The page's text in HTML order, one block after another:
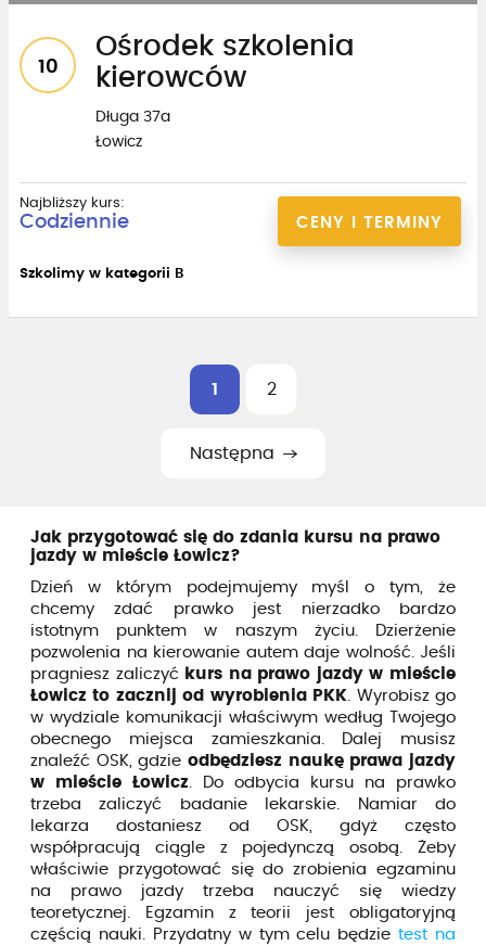
10
Ośrodek szkolenia
kierowców
Długa 37a
Łowicz
CENY I TERMINY
Najbliższy kurs:
Codziennie
Szkolimy w kategorii B
1 2
Następna
Jak przygotować się do zdania kursu na prawo
jazdy w mieście Łowicz?
Dzień w którym podejmujemy myśl o tym, że
chcemy zdać prawko jest nierzadko bardzo
istotnym punktem w naszym życiu. Dzierżenie
pozwolenia na kierowanie autem daje wolność. Jeśli
pragniesz zaliczyć kurs na prawo jazdy w mieście
Łowicz to zacznij od wyrobienia PKK. Wyrobisz go
w wydziale komunikacji właściwym według Twojego
obecnego miejsca zamieszkania. Dalej musisz
znaleźć OSK, gdzie odbędziesz naukę prawa jazdy
w mieście Łowicz. Do odbycia kursu na prawko
trzeba zaliczyć badanie lekarskie. Namiar do
lekarza dostaniesz od OSK, gdyż często
współpracują ciągle z pojedynczą osobą. Żeby
właściwie przygotować się do zrobienia egzaminu
na prawo jazdy trzeba nauczyć się wiedzy
teoretycznej. Egzamin z teorii jest obligatoryjną
częścią nauki. Przydatny w tym celu będzietest na